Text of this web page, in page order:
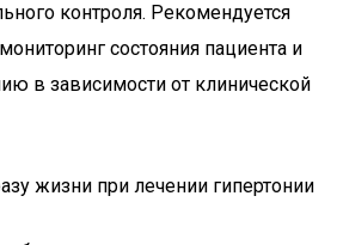
контроля. Рекомендуется
состояния пациента и
в зависимости от клинической
жизни при лечении гипертонии